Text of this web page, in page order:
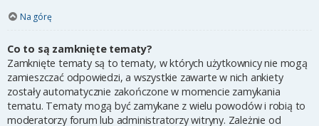
Na górę
Co to są zamknięte tematy?
Zamknięte tematy są to tematy, w których użytkownicy nie mogą
zamieszczać odpowiedzi, a wszystkie zawarte w nich ankiety
zostały automatycznie zakończone w momencie zamykania
tematu. Tematy mogą być zamykane z wielu powodów i robią to
moderatorzy forum lub administratorzy witryny. Zależnie od